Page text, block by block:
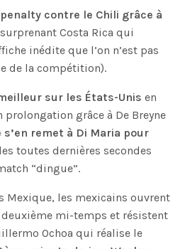
contre le Chili grâce à
Costa Rica qui
inédite que l’on n’est pas
de la compétition).
sur les États-Unis en
grâce à De Breyne
s’en remet à Di Maria pour
toutes dernières secondes
“dingue”.
Mexique, les mexicains ouvrent
mi-temps et résistent
Ochoa qui réalise le